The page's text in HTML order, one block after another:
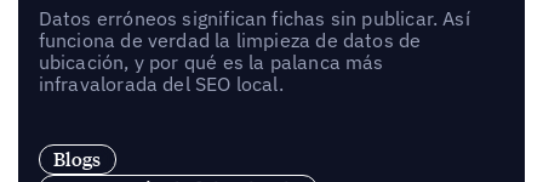
Datos erróneos significan fichas sin publicar. Así
funciona de verdad la limpieza de datos de
ubicación, y por qué es la palanca más
infravalorada del SEO local.
Blogs